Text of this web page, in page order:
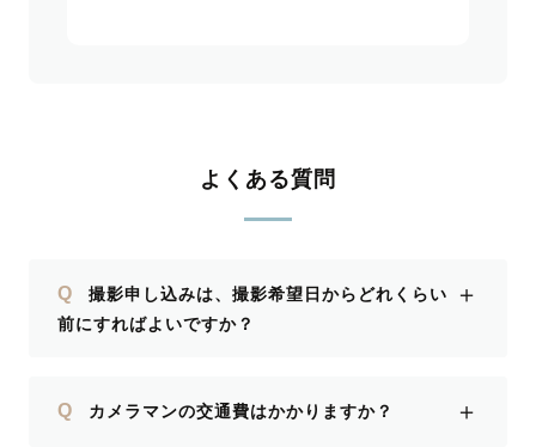
よくある質問
Q
撮影申し込みは、撮影希望日からどれくらい
前にすればよいですか？
＋
Q カメラマンの交通費はかかりますか？ ＋